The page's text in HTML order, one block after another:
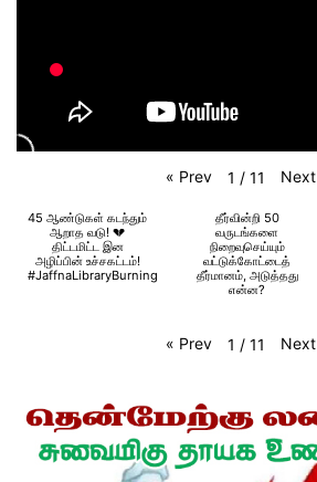
« Prev 1 / 11 Next
45 ஆண்டுகள் கடந்தும்
ஆறாத வடு! 💔
திட்டமிட்ட இன
அழிப்பின் உச்சகட்டம்!
#JaffnaLibraryBurning
தீர்வின்றி 50
வருடங்களை
நிறைவுசெய்யும்
வட்டுக்கோட்டைத்
தீர்மானம், அடுத்தது
என்ன?
« Prev 1 / 11 Next